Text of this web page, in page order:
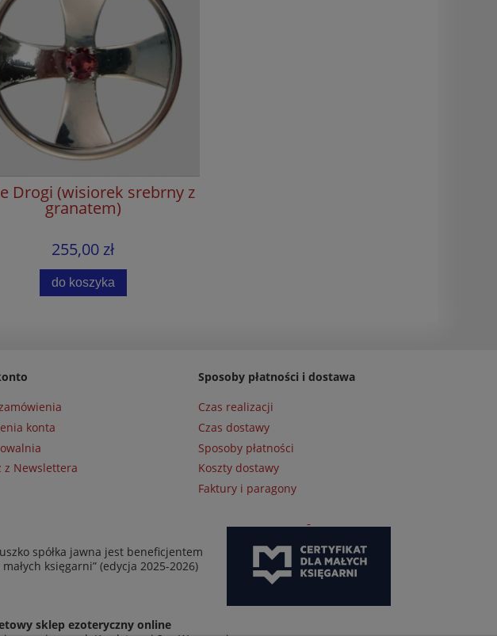
Drogi (wisiorek srebrny z
granatem)
255,00 zł
do koszyka
konta
z Newslettera
Sposoby płatności i dostawa
Czas realizacji
Czas dostawy
Sposoby płatności
Koszty dostawy
Faktury i paragony
spółka jawna jest beneficjentem
księgarni” (edycja 2025-2026)
sklep ezoteryczny online